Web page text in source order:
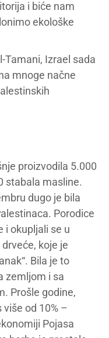
i biće nam
ekološke
Tamani, Izrael sada
mnoge načne
proizvodila 5.000
stabala masline.
dugo je bila
Porodice
i okupljali se u
koje je
Bila je to
zemljom i sa
Prošle godine,
od 10% –
Pojasa